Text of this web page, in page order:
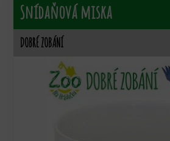
Snídaňová miska
DOBRÉ ZOBÁNÍ